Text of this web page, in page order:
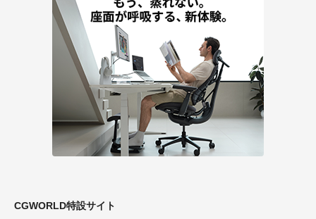
CGWORLD特設サイト